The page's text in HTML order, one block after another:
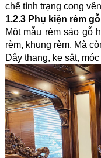
chế tình trạng cong
1.2.3 Phụ kiện rèm
Một mẫu rèm sáo gỗ
rèm, khung rèm. Mà
Dây thang, ke sắt,